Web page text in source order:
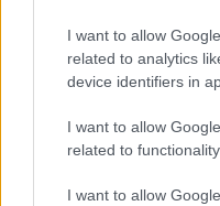
I want to allow
related to analytics
device identifiers in
I want to allow
related to
I want to allow
Orvos figyelmeztet:
söpörd